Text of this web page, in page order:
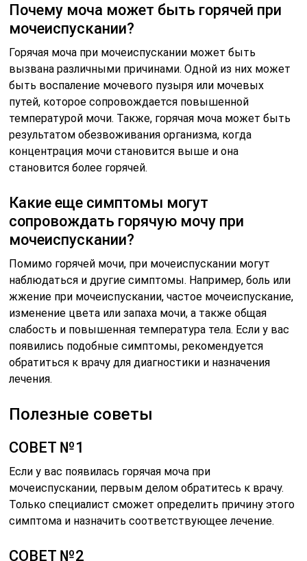
Почему моча может быть горячей при
мочеиспускании?
Горячая моча при мочеиспускании может быть
вызвана различными причинами. Одной из них может
быть воспаление мочевого пузыря или мочевых
путей, которое сопровождается повышенной
температурой мочи. Также, горячая моча может быть
результатом обезвоживания организма, когда
концентрация мочи становится выше и она
становится более горячей.
Какие еще симптомы могут
сопровождать горячую мочу при
мочеиспускании?
Помимо горячей мочи, при мочеиспускании могут
наблюдаться и другие симптомы. Например, боль или
жжение при мочеиспускании, частое мочеиспускание,
изменение цвета или запаха мочи, а также общая
слабость и повышенная температура тела. Если у вас
появились подобные симптомы, рекомендуется
обратиться к врачу для диагностики и назначения
лечения.
Полезные советы
СОВЕТ №1
Если у вас появилась горячая моча при
мочеиспускании, первым делом обратитесь к врачу.
Только специалист сможет определить причину этого
симптома и назначить соответствующее лечение.
СОВЕТ №2